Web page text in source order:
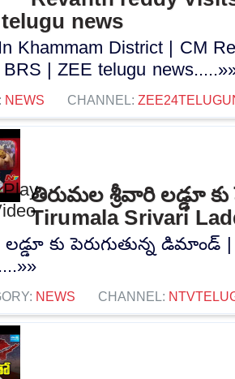
news
Khammam District | CM
| ZEE telugu
NEWS CHANNEL:
తిరుమల శ్రీవారి లడ్డూ
Tirumala Srivari
కు పెరుగుతున్న డిమాండ్ |
NEWS CHANNEL: